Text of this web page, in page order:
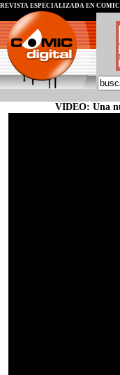
REVISTA ESPECIALIZADA EN CÓMIC
VIDEO: Una